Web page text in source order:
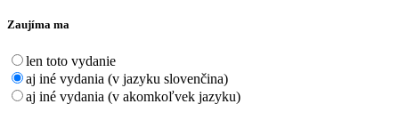
Zaujíma ma
len toto vydanie
aj iné vydania (v jazyku slovenčina)
aj iné vydania (v akomkoľvek jazyku)